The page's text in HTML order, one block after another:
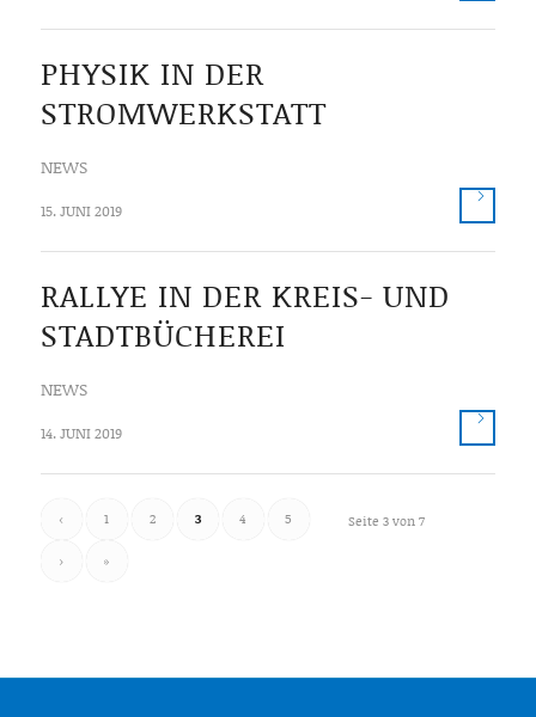
PHYSIK IN DER
STROMWERKSTATT
NEWS
15. JUNI 2019
RALLYE IN DER KREIS- UND
STADTBÜCHEREI
NEWS
14. JUNI 2019
Seite 3 von 7
‹ 1 2 3 4 5
› »